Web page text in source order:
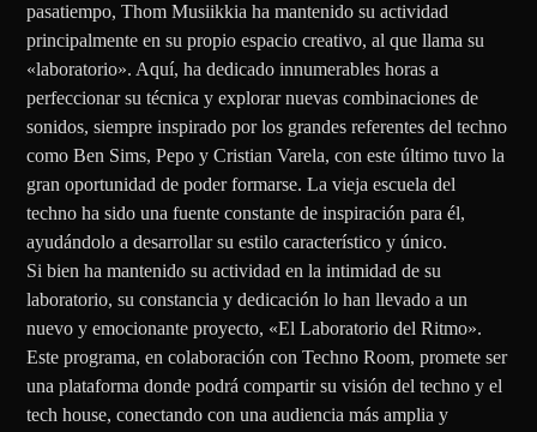
pasatiempo, Thom Musiikkia ha mantenido su actividad
principalmente en su propio espacio creativo, al que llama su
«laboratorio». Aquí, ha dedicado innumerables horas a
perfeccionar su técnica y explorar nuevas combinaciones de
sonidos, siempre inspirado por los grandes referentes del techno
como Ben Sims, Pepo y Cristian Varela, con este último tuvo la
gran oportunidad de poder formarse. La vieja escuela del
techno ha sido una fuente constante de inspiración para él,
ayudándolo a desarrollar su estilo característico y único.
Si bien ha mantenido su actividad en la intimidad de su
laboratorio, su constancia y dedicación lo han llevado a un
nuevo y emocionante proyecto, «El Laboratorio del Ritmo».
Este programa, en colaboración con Techno Room, promete ser
una plataforma donde podrá compartir su visión del techno y el
tech house, conectando con una audiencia más amplia y